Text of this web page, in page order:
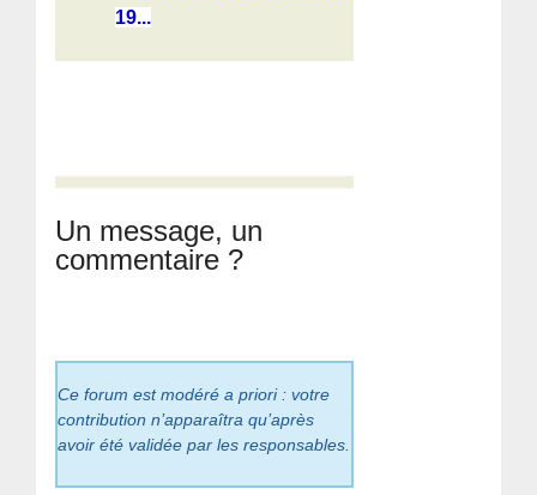
19...
Un message, un
commentaire ?
Ce forum est modéré a priori : votre
contribution n’apparaîtra qu’après
avoir été validée par les responsables.